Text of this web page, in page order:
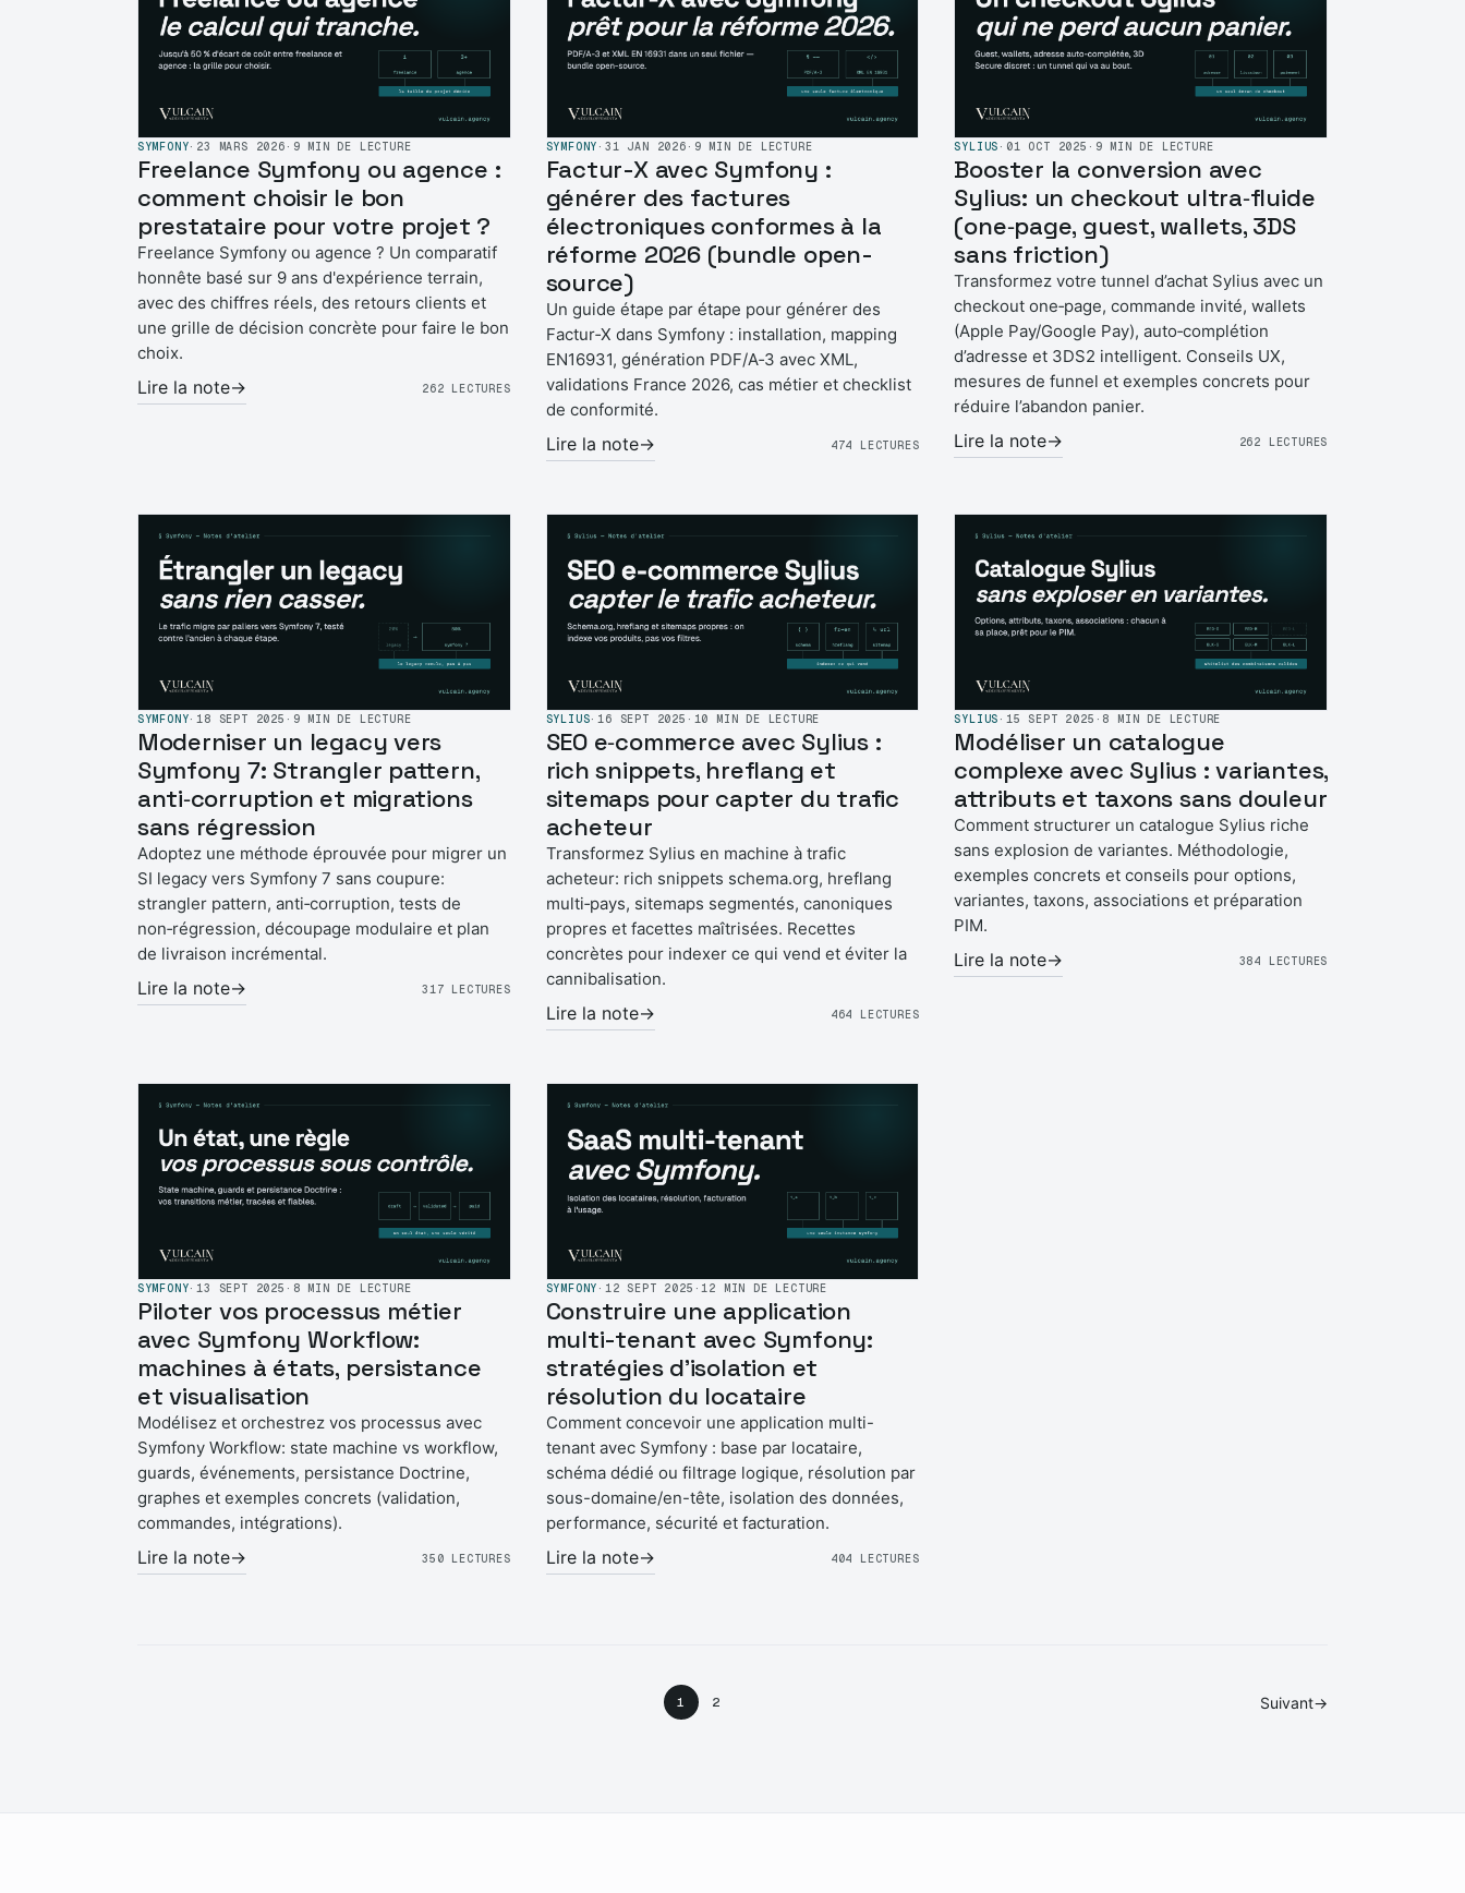
SYMFONY· 23 MARS 2026 · 9 MIN DE LECTURE
Freelance Symfony ou agence :
comment choisir le bon
prestataire pour votre projet ?
Freelance Symfony ou agence ? Un comparatif
honnête basé sur 9 ans d'expérience terrain,
avec des chiffres réels, des retours clients et
une grille de décision concrète pour faire le bon
choix.
Lire la note→ 262 LECTURES
SYMFONY · 31 JAN 2026 · 9 MIN DE LECTURE
Factur-X avec Symfony :
générer des factures
électroniques conformes à la
réforme 2026 (bundle open-
source)
Un guide étape par étape pour générer des
Factur‑X dans Symfony : installation, mapping
EN16931, génération PDF/A‑3 avec XML,
validations France 2026, cas métier et checklist
de conformité.
Lire la note→ 474 LECTURES
SYLIUS · 01 OCT 2025 · 9 MIN DE LECTURE
Booster la conversion avec
Sylius: un checkout ultra‑fluide
(one‑page, guest, wallets, 3DS
sans friction)
Transformez votre tunnel d’achat Sylius avec un
checkout one‑page, commande invité, wallets
(Apple Pay/Google Pay), auto‑complétion
d’adresse et 3DS2 intelligent. Conseils UX,
mesures de funnel et exemples concrets pour
réduire l’abandon panier.
Lire la note→ 262 LECTURES
SYMFONY·18 SEPT 2025 · 9 MIN DE LECTURE
Moderniser un legacy vers
Symfony 7: Strangler pattern,
anti‑corruption et migrations
sans régression
Adoptez une méthode éprouvée pour migrer un
SI legacy vers Symfony 7 sans coupure:
strangler pattern, anti‑corruption, tests de
non‑régression, découpage modulaire et plan
de livraison incrémental.
Lire la note→ 317 LECTURES
SYLIUS·16 SEPT 2025 · 10 MIN DE LECTURE
SEO e‑commerce avec Sylius :
rich snippets, hreflang et
sitemaps pour capter du trafic
acheteur
Transformez Sylius en machine à trafic
acheteur: rich snippets schema.org, hreflang
multi‑pays, sitemaps segmentés, canoniques
propres et facettes maîtrisées. Recettes
concrètes pour indexer ce qui vend et éviter la
cannibalisation.
Lire la note→ 464 LECTURES
SYLIUS ·15 SEPT 2025 · 8 MIN DE LECTURE
Modéliser un catalogue
complexe avec Sylius : variantes,
attributs et taxons sans douleur
Comment structurer un catalogue Sylius riche
sans explosion de variantes. Méthodologie,
exemples concrets et conseils pour options,
variantes, taxons, associations et préparation
PIM.
Lire la note→ 384 LECTURES
SYMFONY·13 SEPT 2025 · 8 MIN DE LECTURE
Piloter vos processus métier
avec Symfony Workflow:
machines à états, persistance
et visualisation
Modélisez et orchestrez vos processus avec
Symfony Workflow: state machine vs workflow,
guards, événements, persistance Doctrine,
graphes et exemples concrets (validation,
commandes, intégrations).
Lire la note→ 350 LECTURES
SYMFONY · 12 SEPT 2025 ·12 MIN DE LECTURE
Construire une application
multi-tenant avec Symfony:
stratégies d’isolation et
résolution du locataire
Comment concevoir une application multi-
tenant avec Symfony : base par locataire,
schéma dédié ou filtrage logique, résolution par
sous-domaine/en-tête, isolation des données,
performance, sécurité et facturation.
Lire la note→ 404 LECTURES
1 2 Suivant→